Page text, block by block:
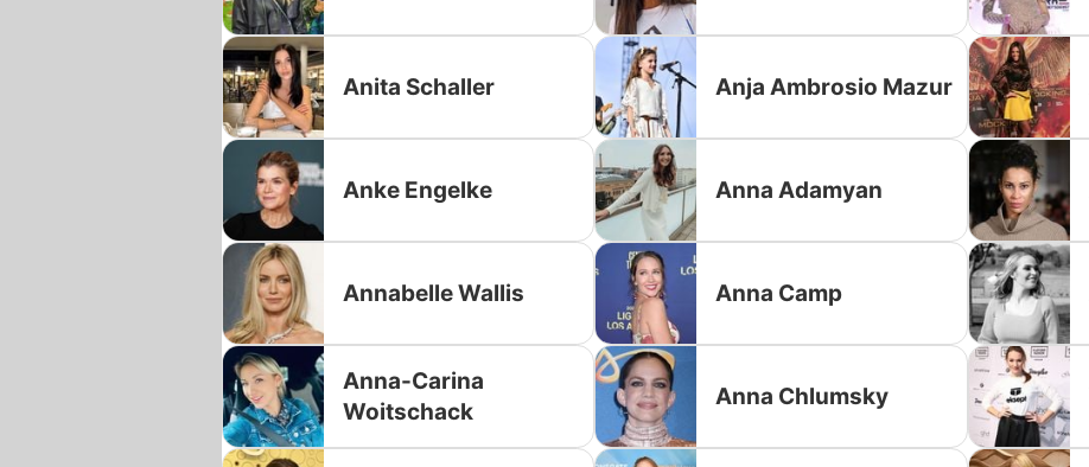
Anita Schaller Anja Ambrosio Mazur
Anke Engelke Anna Adamyan
Annabelle Wallis Anna Camp
Anna-Carina
Woitschack
Anna Chlumsky